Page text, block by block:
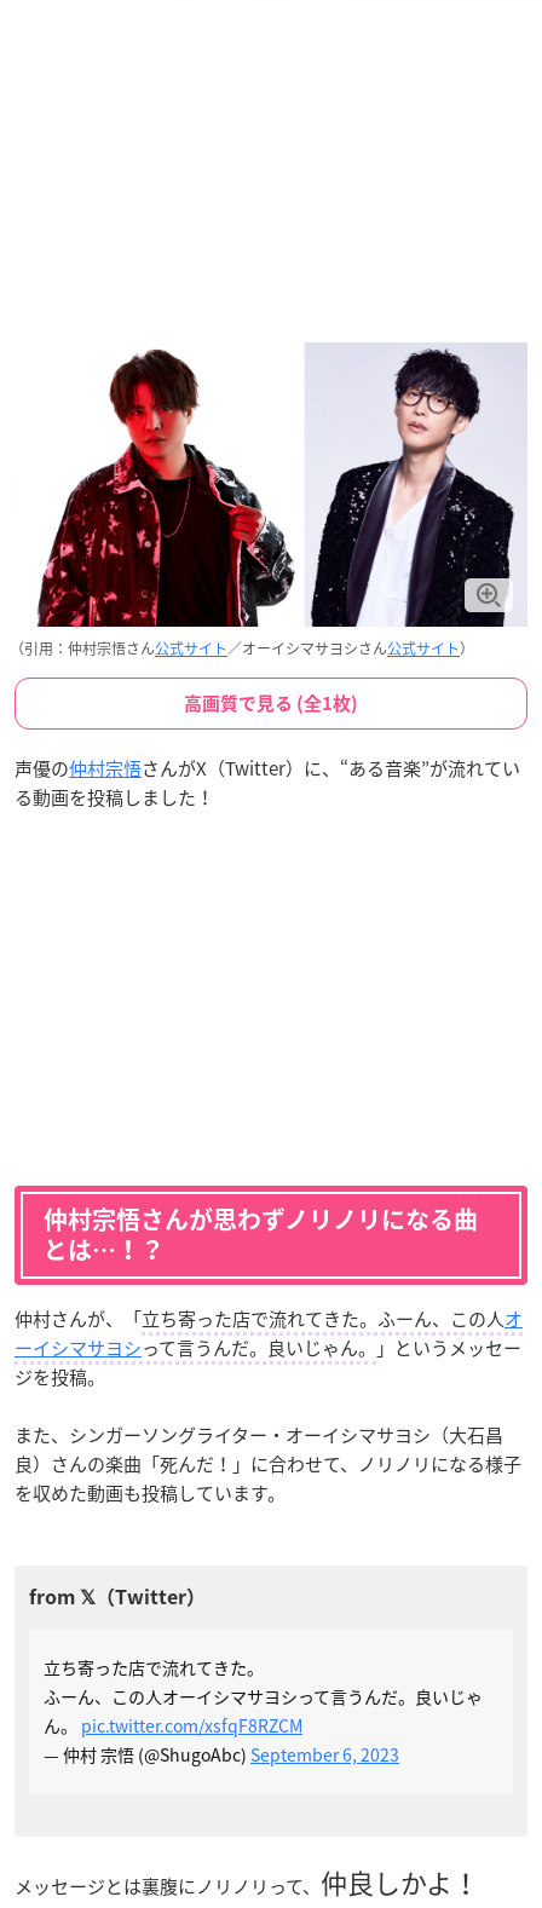
（引用：仲村宗悟さん公式サイト／オーイシマサヨシさん公式サイト）
高画質で見る (全1枚)
声優の仲村宗悟さんがX（Twitter）に、“ある音楽”が流れてい
る動画を投稿しました！
仲村宗悟さんが思わずノリノリになる曲
とは…！？
仲村さんが、「立ち寄った店で流れてきた。ふーん、この人オ
ーイシマサヨシって言うんだ。良いじゃん。 」というメッセー
ジを投稿。
また、シンガーソングライター・オーイシマサヨシ（大石昌
良）さんの楽曲「死んだ！」に合わせて、ノリノリになる様子
を収めた動画も投稿しています。
立ち寄った店で流れてきた。
ふーん、この人オーイシマサヨシって言うんだ。良いじゃ
ん。 pic.twitter.com/xsfqF8RZCM
— 仲村 宗悟 (@ShugoAbc) September 6, 2023
メッセージとは裏腹にノリノリって、 仲良しかよ！